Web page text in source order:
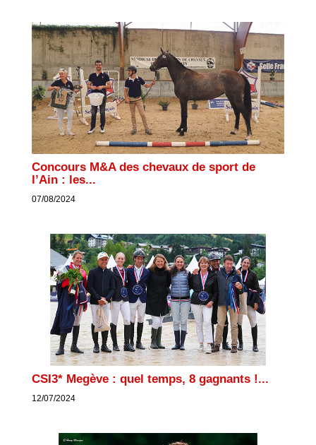
Concours M&A des chevaux de sport de
l’Ain : les...
07/08/2024
CSI3* Megève : quel temps, 8 gagnants !...
12/07/2024